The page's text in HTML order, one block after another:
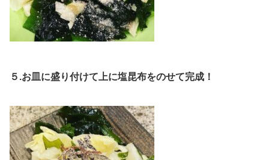
５.お皿に盛り付けて上に塩昆布をのせて完成！